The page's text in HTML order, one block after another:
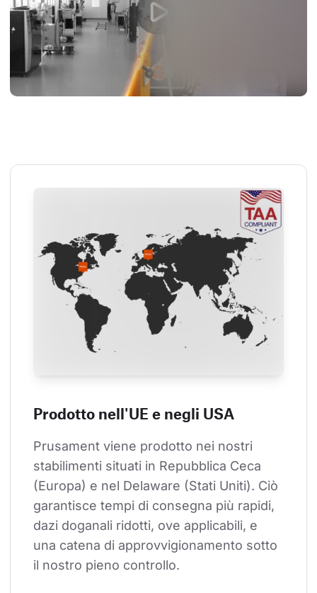
Prodotto nell'UE e negli USA
Prusament viene prodotto nei nostri
stabilimenti situati in Repubblica Ceca
(Europa) e nel Delaware (Stati Uniti). Ciò
garantisce tempi di consegna più rapidi,
dazi doganali ridotti, ove applicabili, e
una catena di approvvigionamento sotto
il nostro pieno controllo.